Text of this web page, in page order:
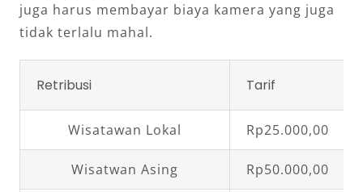
juga harus membayar biaya kamera yang juga
tidak terlalu mahal.
Retribusi Tarif
Wisatawan Lokal Rp25.000,00
Wisatwan Asing Rp50.000,00